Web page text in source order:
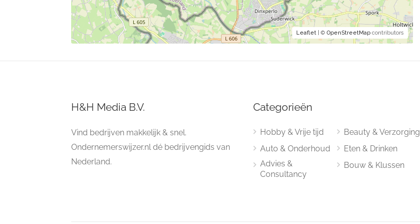
Leaflet| © OpenStreetMapcontributors
H&H Media B.V.
Vind bedrijven makkelijk & snel.
Ondernemerswijzer.nl dé bedrijvengids van
Nederland.
Categorieën
Hobby & Vrije tijd
Auto & Onderhoud
Advies &
Consultancy
Beauty & Verzorging
Eten & Drinken
Bouw & Klussen